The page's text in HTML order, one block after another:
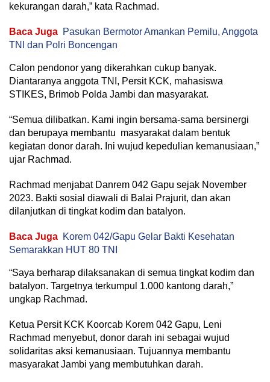
kekurangan darah,” kata Rachmad.
Baca Juga Pasukan Bermotor Amankan Pemilu, Anggota
TNI dan Polri Boncengan
Calon pendonor yang dikerahkan cukup banyak.
Diantaranya anggota TNI, Persit KCK, mahasiswa
STIKES, Brimob Polda Jambi dan masyarakat.
“Semua dilibatkan. Kami ingin bersama-sama bersinergi
dan berupaya membantu masyarakat dalam bentuk
kegiatan donor darah. Ini wujud kepedulian kemanusiaan,”
ujar Rachmad.
Rachmad menjabat Danrem 042 Gapu sejak November
2023. Bakti sosial diawali di Balai Prajurit, dan akan
dilanjutkan di tingkat kodim dan batalyon.
Baca Juga Korem 042/Gapu Gelar Bakti Kesehatan
Semarakkan HUT 80 TNI
“Saya berharap dilaksanakan di semua tingkat kodim dan
batalyon. Targetnya terkumpul 1.000 kantong darah,”
ungkap Rachmad.
Ketua Persit KCK Koorcab Korem 042 Gapu, Leni
Rachmad menyebut, donor darah ini sebagai wujud
solidaritas aksi kemanusiaan. Tujuannya membantu
masyarakat Jambi yang membutuhkan darah.